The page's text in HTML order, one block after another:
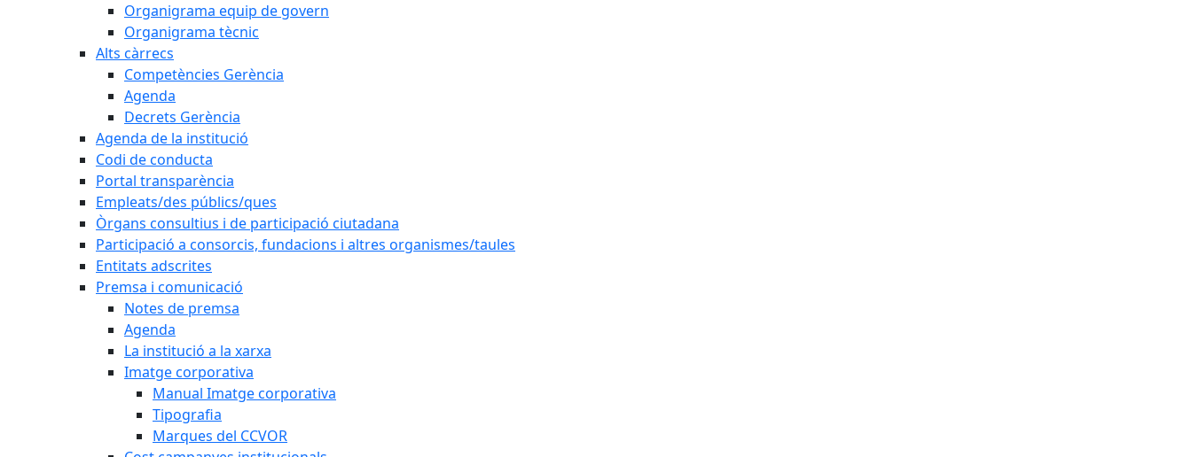
Organigrama equip de govern
Organigrama tècnic
Alts càrrecs
Competències Gerència
Agenda
Decrets Gerència
Agenda de la institució
Codi de conducta
Portal transparència
Empleats/des públics/ques
Òrgans consultius i de participació ciutadana
Participació a consorcis, fundacions i altres organismes/taules
Entitats adscrites
Premsa i comunicació
Notes de premsa
Agenda
La institució a la xarxa
Imatge corporativa
Manual Imatge corporativa
Tipografia
Marques del CCVOR